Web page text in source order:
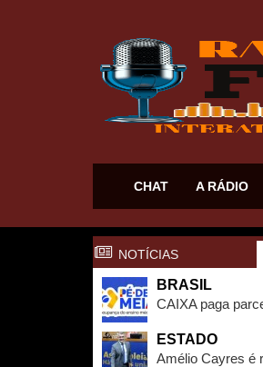
CHAT A RÁDIO
NOTÍCIAS
BRASIL
CAIXA paga
ESTADO
Amélio Cayres é